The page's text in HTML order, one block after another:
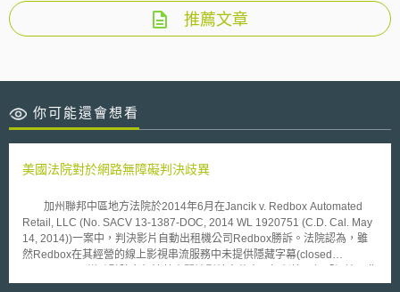
推薦文章
你可能還會想看
美國法院對於網路無障礙判決歧異
加州聯邦中區地方法院於2014年6月在Jancik v. Redbox Automated
Retail, LLC (No. SACV 13-1387-DOC, 2014 WL 1920751 (C.D. Cal. May
14, 2014))一案中，判決影片自動出租機公司Redbox勝訴。法院認為，雖
然Redbox在其經營的線上影視串流服務中未提供隱藏字幕(closed
美國身心障礙者法(Americans with Disabilities Act，下稱ADA)第三章「民